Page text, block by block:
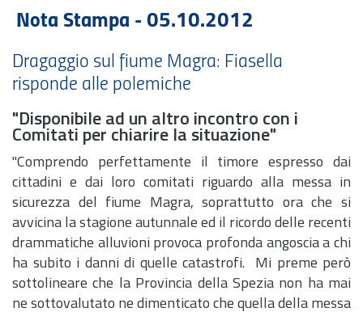
Nota Stampa - 05.10.2012
Dragaggio sul fiume Magra: Fiasella
risponde alle polemiche
"Disponibile ad un altro incontro con i
Comitati per chiarire la situazione"
"Comprendo perfettamente il timore espresso dai
cittadini e dai loro comitati riguardo alla messa in
sicurezza del fiume Magra, soprattutto ora che si
avvicina la stagione autunnale ed il ricordo delle recenti
drammatiche alluvioni provoca profonda angoscia a chi
ha subito i danni di quelle catastrofi. Mi preme però
sottolineare che la Provincia della Spezia non ha mai
ne sottovalutato ne dimenticato che quella della messa